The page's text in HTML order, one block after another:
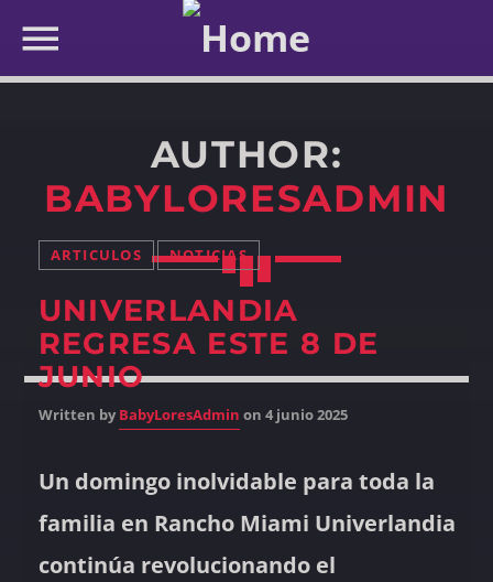
AUTHOR:
BABYLORESADMIN
ARTICULOS NOTICIAS
UNIVERLANDIA
REGRESA ESTE 8 DE
JUNIO
Written byBabyLoresAdmin on 4 junio 2025
Un domingo inolvidable para toda la
familia en Rancho Miami Univerlandia
continúa revolucionando el